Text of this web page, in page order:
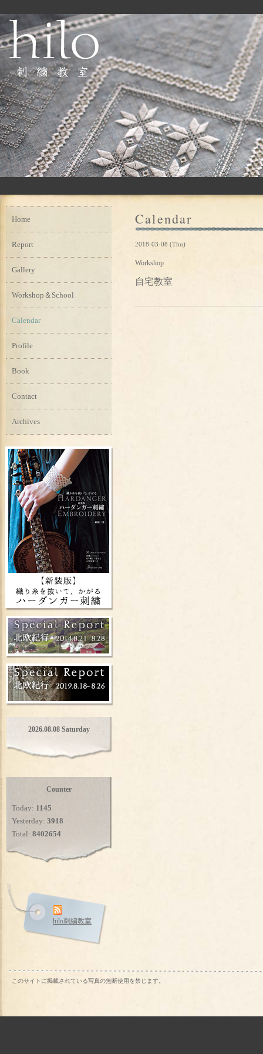
Calendar
2018-03-08 (Thu)
Workshop
自宅教室
Home
Report
Gallery
Workshop＆School
Calendar
Profile
Book
Contact
Archives
2026.08.08 Saturday
Counter
Today: 1145
Yesterday: 3918
Total: 8402654
hilo刺繍教室
このサイトに掲載されている写真の無断使用を禁じます。